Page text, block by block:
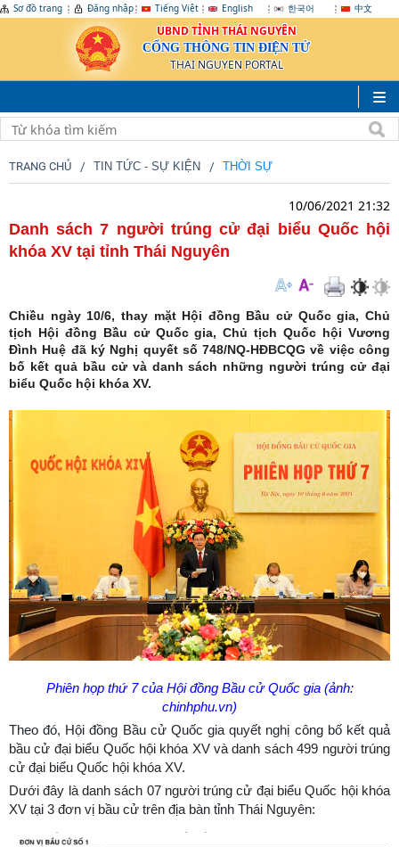
Sơ đồ trang Đăng nhập Tiếng Việt English 한국어 中文
UBND TỈNH THÁI NGUYÊN
CỔNG THÔNG TIN ĐIỆN TỬ
THAI NGUYEN PORTAL
TRANG CHỦ TIN TỨC - SỰ KIỆN THỜI SỰ
10/06/2021 21:32
Danh sách 7 người trúng cử đại biểu Quốc hội
khóa XV tại tỉnh Thái Nguyên
Chiều ngày 10/6, thay mặt Hội đồng Bầu cử Quốc gia, Chủ
tịch Hội đồng Bầu cử Quốc gia, Chủ tịch Quốc hội Vương
Đình Huệ đã ký Nghị quyết số 748/NQ-HĐBCQG về việc công
bố kết quả bầu cử và danh sách những người trúng cử đại
biểu Quốc hội khóa XV.
Phiên họp thứ 7 của Hội đồng Bầu cử Quốc gia (ảnh:
chinhphu.vn)
Theo đó, Hội đồng Bầu cử Quốc gia quyết nghị công bố kết quả
bầu cử đại biểu Quốc hội khóa XV và danh sách 499 người trúng
cử đại biểu Quốc hội khóa XV.
Dưới đây là danh sách 07 người trúng cử đại biểu Quốc hội khóa
XV tại 3 đơn vị bầu cử trên địa bàn tỉnh Thái Nguyên: